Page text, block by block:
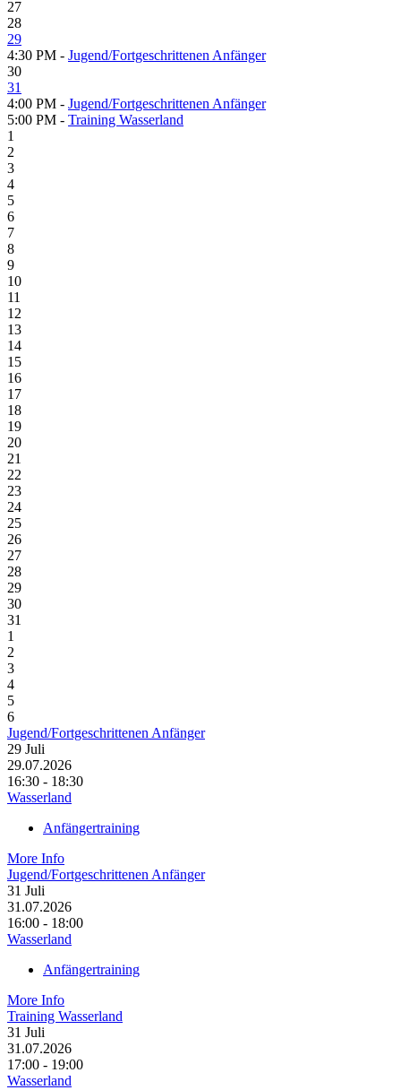
27
28
29
4:30 PM - Jugend/Fortgeschrittenen Anfänger
30
31
4:00 PM - Jugend/Fortgeschrittenen Anfänger
5:00 PM - Training Wasserland
1
2
3
4
5
6
7
8
9
10
11
12
13
14
15
16
17
18
19
20
21
22
23
24
25
26
27
28
29
30
31
1
2
3
4
5
6
Jugend/Fortgeschrittenen Anfänger
29 Juli
29.07.2026
16:30 - 18:30
Wasserland
Anfängertraining
More Info
Jugend/Fortgeschrittenen Anfänger
31 Juli
31.07.2026
16:00 - 18:00
Wasserland
Anfängertraining
More Info
Training Wasserland
31 Juli
31.07.2026
17:00 - 19:00
Wasserland